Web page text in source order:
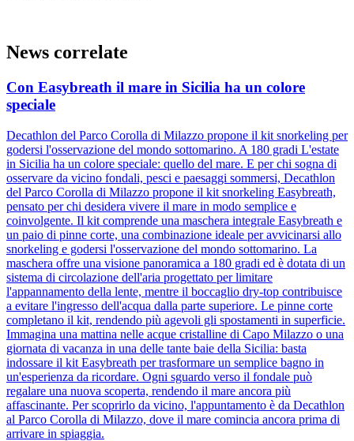
News correlate
Con Easybreath il mare in Sicilia ha un colore
speciale
Decathlon del Parco Corolla di Milazzo propone il kit snorkeling per
godersi l'osservazione del mondo sottomarino. A 180 gradi L'estate
in Sicilia ha un colore speciale: quello del mare. E per chi sogna di
osservare da vicino fondali, pesci e paesaggi sommersi, Decathlon
del Parco Corolla di Milazzo propone il kit snorkeling Easybreath,
pensato per chi desidera vivere il mare in modo semplice e
coinvolgente. Il kit comprende una maschera integrale Easybreath e
un paio di pinne corte, una combinazione ideale per avvicinarsi allo
snorkeling e godersi l'osservazione del mondo sottomarino. La
maschera offre una visione panoramica a 180 gradi ed è dotata di un
sistema di circolazione dell'aria progettato per limitare
l'appannamento della lente, mentre il boccaglio dry-top contribuisce
a evitare l'ingresso dell'acqua dalla parte superiore. Le pinne corte
completano il kit, rendendo più agevoli gli spostamenti in superficie.
Immagina una mattina nelle acque cristalline di Capo Milazzo o una
giornata di vacanza in una delle tante baie della Sicilia: basta
indossare il kit Easybreath per trasformare un semplice bagno in
un'esperienza da ricordare. Ogni sguardo verso il fondale può
regalare una nuova scoperta, rendendo il mare ancora più
affascinante. Per scoprirlo da vicino, l'appuntamento è da Decathlon
al Parco Corolla di Milazzo, dove il mare comincia ancora prima di
arrivare in spiaggia.